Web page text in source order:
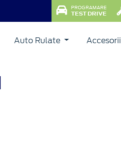
PROGRAMARE
TEST DRIVE
Auto Rulate Accesorii